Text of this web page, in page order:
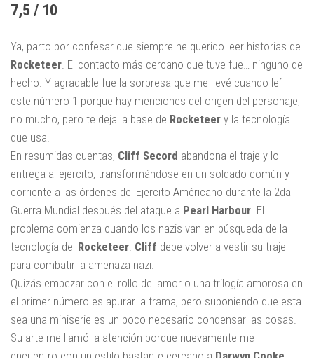
7,5 / 10
Ya, parto por confesar que siempre he querido leer historias de
Rocketeer. El contacto más cercano que tuve fue… ninguno de
hecho. Y agradable fue la sorpresa que me llevé cuando leí
este número 1 porque hay menciones del origen del personaje,
no mucho, pero te deja la base de Rocketeer y la tecnología
que usa.
En resumidas cuentas, Cliff Secord abandona el traje y lo
entrega al ejercito, transformándose en un soldado común y
corriente a las órdenes del Ejercito Américano durante la 2da
Guerra Mundial después del ataque a Pearl Harbour. El
problema comienza cuando los nazis van en búsqueda de la
tecnología del Rocketeer. Cliff debe volver a vestir su traje
para combatir la amenaza nazi.
Quizás empezar con el rollo del amor o una trilogía amorosa en
el primer número es apurar la trama, pero suponiendo que esta
sea una miniserie es un poco necesario condensar las cosas.
Su arte me llamó la atención porque nuevamente me